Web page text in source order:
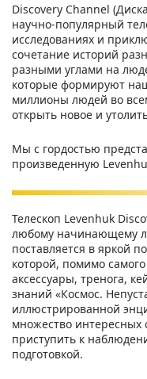
Discovery Channel
научно-популярный
исследованиях и
сочетание историй
разными углами на
которые формируют
миллионы людей во
открыть новое и
Мы с гордостью
произведенную
Телескоп Levenhuk
любому начинающему
поставляется в яркой
которой, помимо
аксессуары, тренога,
знаний «Космос.
иллюстрированной
множество интересных
приступить к
подготовкой.